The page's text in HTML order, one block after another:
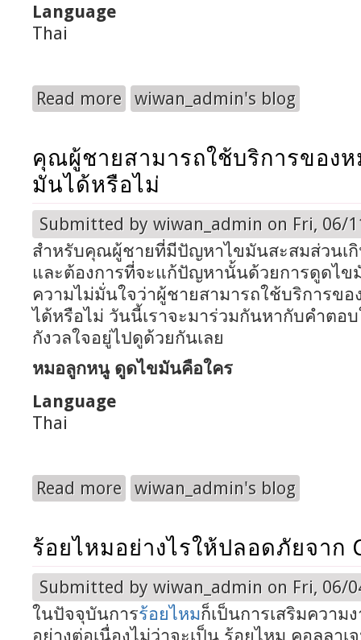
Language
Thai
Read more about ทำความรู้จัก “กายภาพบำบัด” คืออะไร
wiwan_admin's blog
คุณผู้ชายสามารถใช้บริการของ
มันได้หรือไม่
Submitted by wiwan_admin on Fri, 06/
สำหรับคุณผู้ชายที่มีปัญหาไขมันสะสมส่วนเกิ
และต้องการที่จะแก้ปัญหานั้นด้วยการดูดไข
ความไม่มั่นใจว่าผู้ชายสามารถใช้บริการข
ได้หรือไม่ วันนี้เราจะมาร่วมกันหากับคำตอ
กังวลใจอยู่ไปดูด้วยกันเลย
หมอลูกหนู ดูดไขมันคือใคร
Language
Thai
Read more about คุณผู้ชายสามารถใช้บริการของหมอลูกห
wiwan_admin's blog
ร้อยไหมอย่างไรให้ปลอดภัยจาก
Submitted by wiwan_admin on Fri, 06/
ในปัจจุบันการร้อยไหมก็เป็นการเสริมความ
อย่างต่อเนื่องไม่ว่าจะเป็น ร้อยไหม คอลลาเ